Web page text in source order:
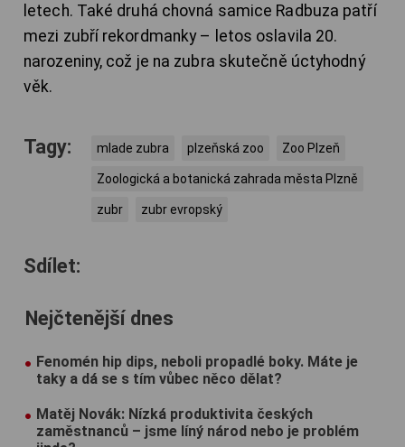
letech. Také druhá chovná samice Radbuza patří
mezi zubří rekordmanky – letos oslavila 20.
narozeniny, což je na zubra skutečně úctyhodný
věk.
Tagy: mlade zubra plzeňská zoo Zoo Plzeň
Zoologická a botanická zahrada města Plzně
zubr zubr evropský
Sdílet:
Nejčtenější dnes
Fenomén hip dips, neboli propadlé boky. Máte je
taky a dá se s tím vůbec něco dělat?
Matěj Novák: Nízká produktivita českých
zaměstnanců – jsme líný národ nebo je problém